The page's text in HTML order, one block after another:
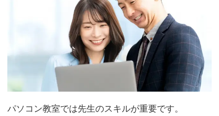
パソコン教室では先生のスキルが重要です。